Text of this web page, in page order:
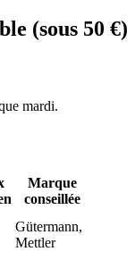
(sous 50 €)
mardi.
Marque
conseillée
Gütermann,
Mettler